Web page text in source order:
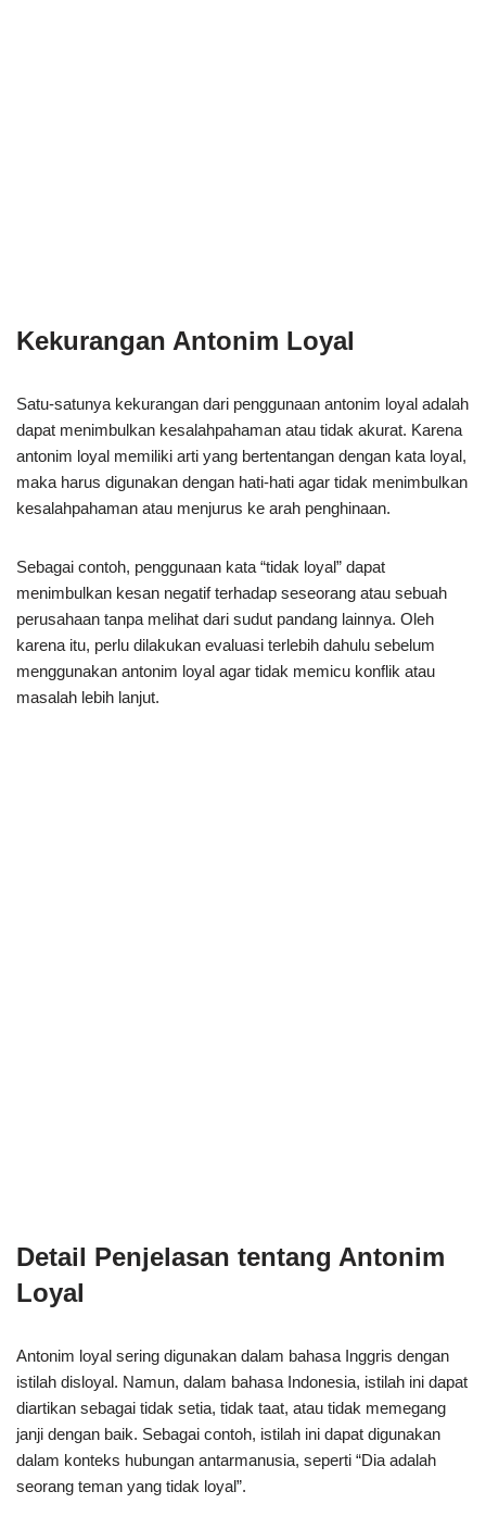
Kekurangan Antonim Loyal
Satu-satunya kekurangan dari penggunaan antonim loyal adalah
dapat menimbulkan kesalahpahaman atau tidak akurat. Karena
antonim loyal memiliki arti yang bertentangan dengan kata loyal,
maka harus digunakan dengan hati-hati agar tidak menimbulkan
kesalahpahaman atau menjurus ke arah penghinaan.
Sebagai contoh, penggunaan kata “tidak loyal” dapat
menimbulkan kesan negatif terhadap seseorang atau sebuah
perusahaan tanpa melihat dari sudut pandang lainnya. Oleh
karena itu, perlu dilakukan evaluasi terlebih dahulu sebelum
menggunakan antonim loyal agar tidak memicu konflik atau
masalah lebih lanjut.
Detail Penjelasan tentang Antonim
Loyal
Antonim loyal sering digunakan dalam bahasa Inggris dengan
istilah disloyal. Namun, dalam bahasa Indonesia, istilah ini dapat
diartikan sebagai tidak setia, tidak taat, atau tidak memegang
janji dengan baik. Sebagai contoh, istilah ini dapat digunakan
dalam konteks hubungan antarmanusia, seperti “Dia adalah
seorang teman yang tidak loyal”.